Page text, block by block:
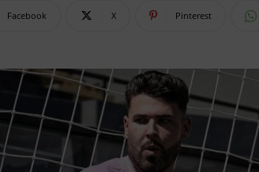
Facebook X Pinterest